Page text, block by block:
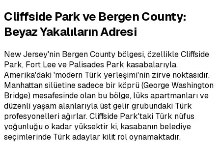
Cliffside Park ve Bergen County:
Beyaz Yakalıların Adresi
New Jersey'nin Bergen County bölgesi, özellikle Cliffside
Park, Fort Lee ve Palisades Park kasabalarıyla,
Amerika'daki 'modern Türk yerleşimi'nin zirve noktasıdır.
Manhattan silüetine sadece bir köprü (George Washington
Bridge) mesafesinde olan bu bölge, lüks apartmanları ve
düzenli yaşam alanlarıyla üst gelir grubundaki Türk
profesyonelleri ağırlar. Cliffside Park'taki Türk nüfus
yoğunluğu o kadar yüksektir ki, kasabanın belediye
seçimlerinde Türk adaylar kilit rol oynamaktadır.